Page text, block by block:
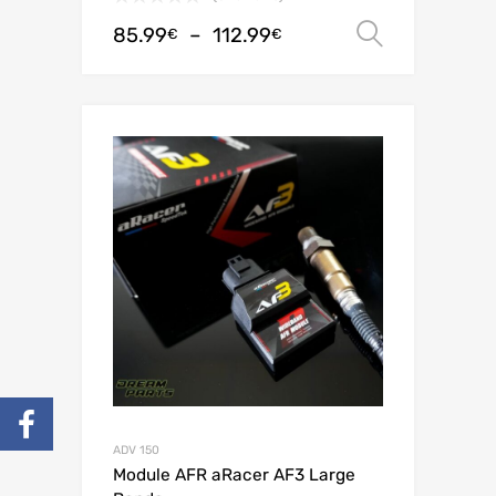
85.99€ – 112.99€
ADV 150
Module AFR aRacer AF3 Large